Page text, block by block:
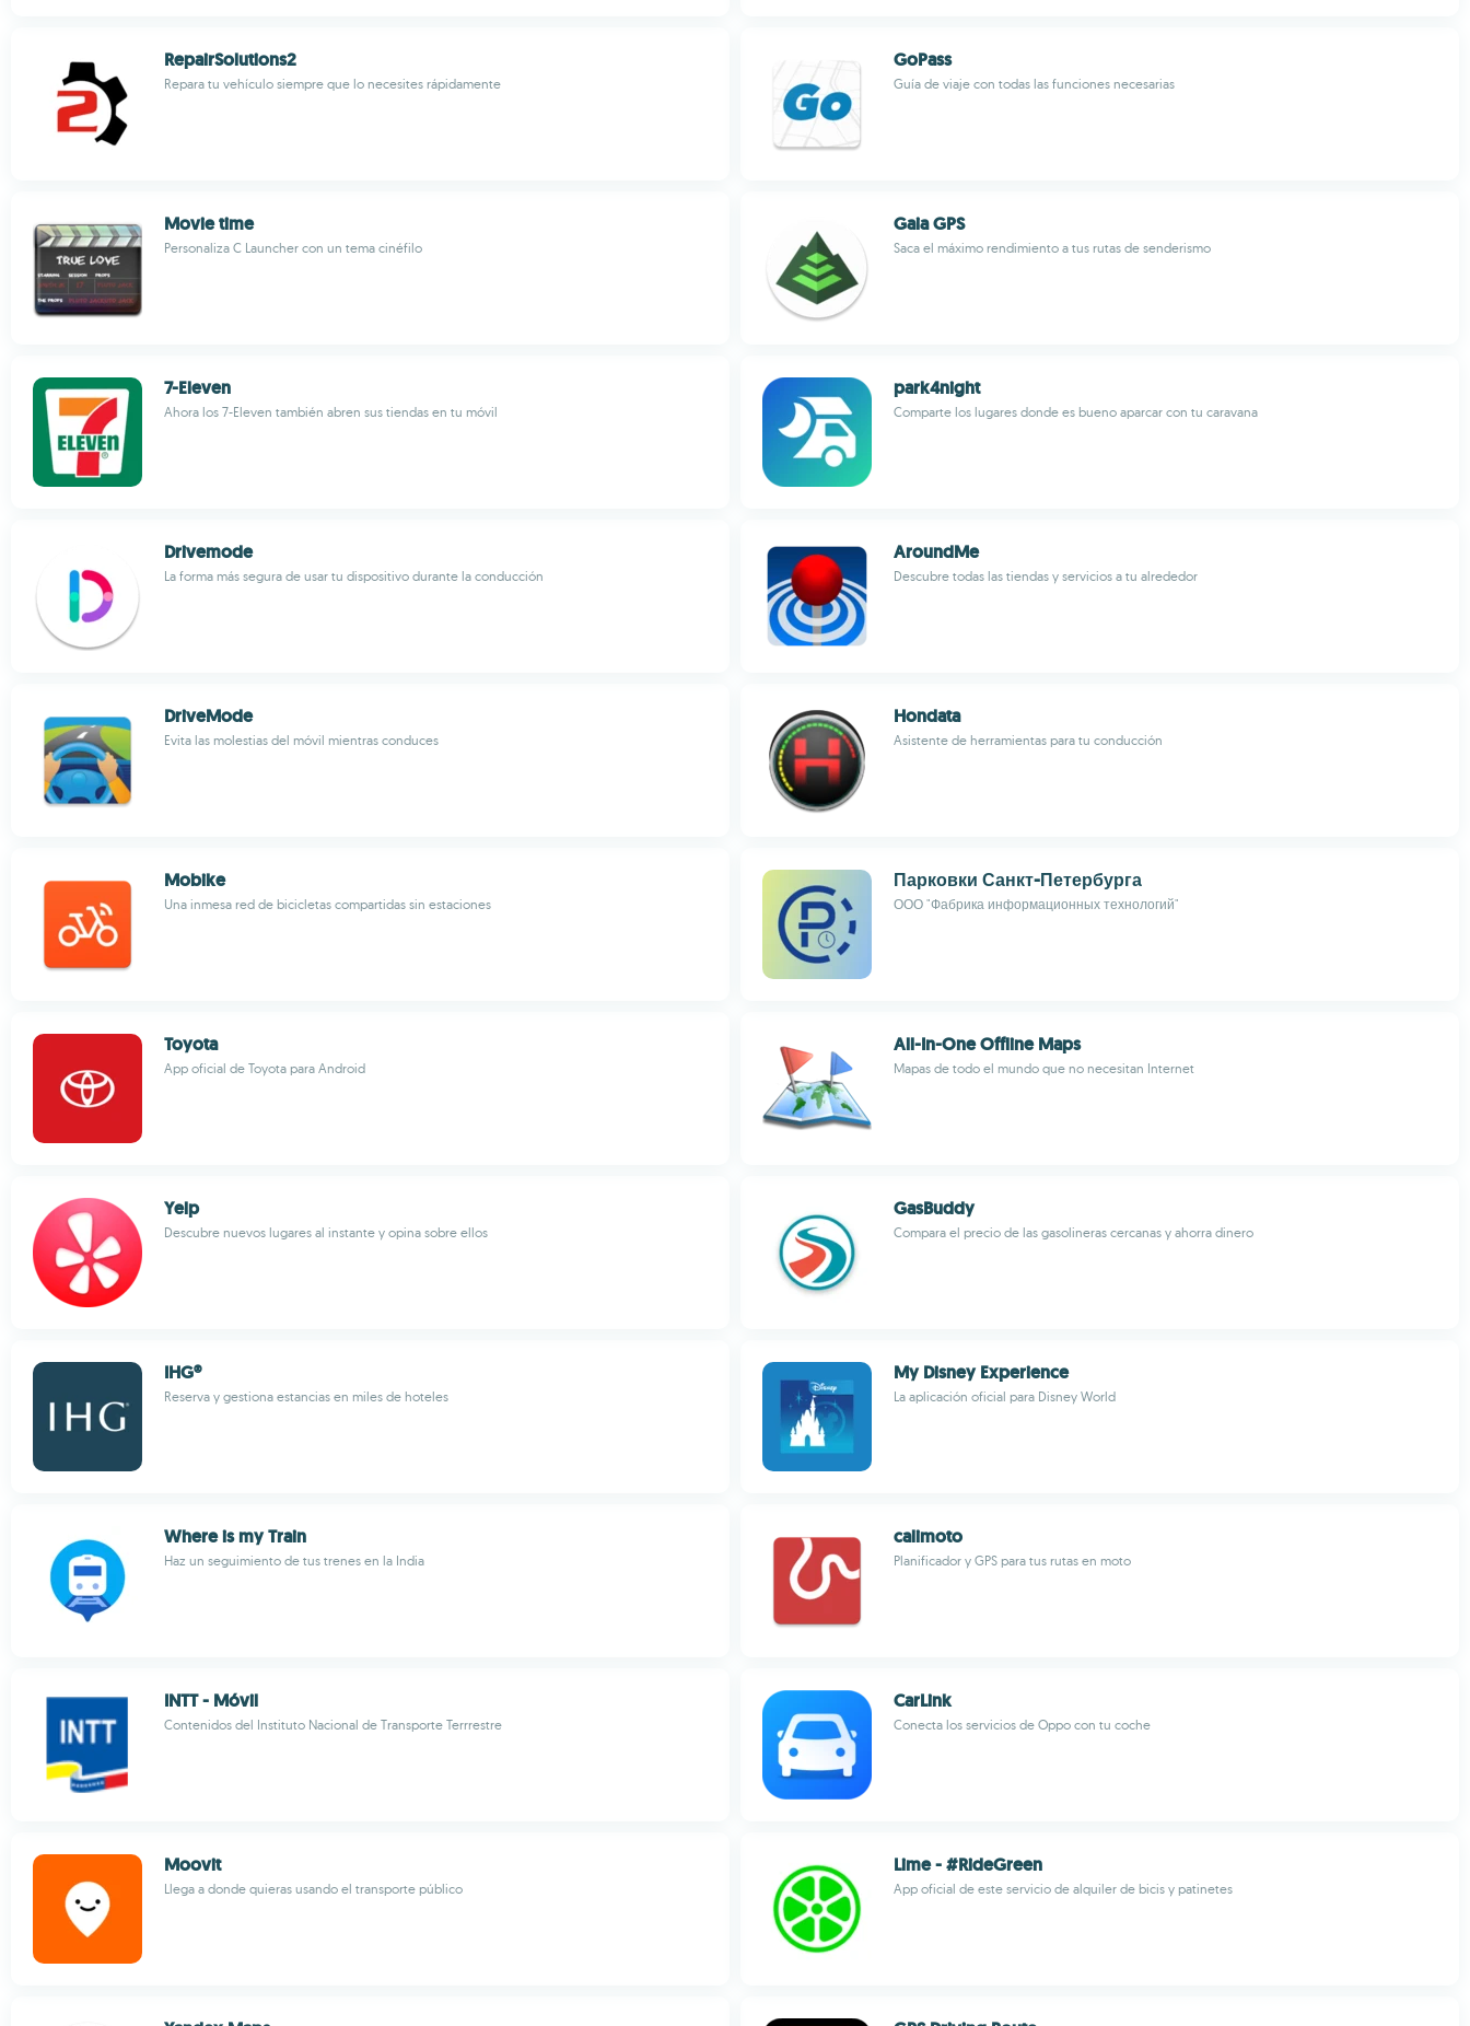
RepairSolutions2
Repara tu vehículo siempre que lo necesites rápidamente
GoPass
Guía de viaje con todas las funciones necesarias
Movie time
Personaliza C Launcher con un tema cinéfilo
Gaia GPS
Saca el máximo rendimiento a tus rutas de senderismo
7-Eleven
Ahora los 7-Eleven también abren sus tiendas en tu móvil
park4night
Comparte los lugares donde es bueno aparcar con tu caravana
Drivemode
La forma más segura de usar tu dispositivo durante la conducción
AroundMe
Descubre todas las tiendas y servicios a tu alrededor
DriveMode
Evita las molestias del móvil mientras conduces
Hondata
Asistente de herramientas para tu conducción
Mobike
Una inmesa red de bicicletas compartidas sin estaciones
Парковки Санкт-Петербурга
ООО "Фабрика информационных технологий"
Toyota
App oficial de Toyota para Android
All-In-One Offline Maps
Mapas de todo el mundo que no necesitan Internet
Yelp
Descubre nuevos lugares al instante y opina sobre ellos
GasBuddy
Compara el precio de las gasolineras cercanas y ahorra dinero
IHG®
Reserva y gestiona estancias en miles de hoteles
My Disney Experience
La aplicación oficial para Disney World
Where is my Train
Haz un seguimiento de tus trenes en la India
calimoto
Planificador y GPS para tus rutas en moto
INTT - Móvil
Contenidos del Instituto Nacional de Transporte Terrrestre
CarLink
Conecta los servicios de Oppo con tu coche
Moovit
Llega a donde quieras usando el transporte público
Lime - #RideGreen
App oficial de este servicio de alquiler de bicis y patinetes